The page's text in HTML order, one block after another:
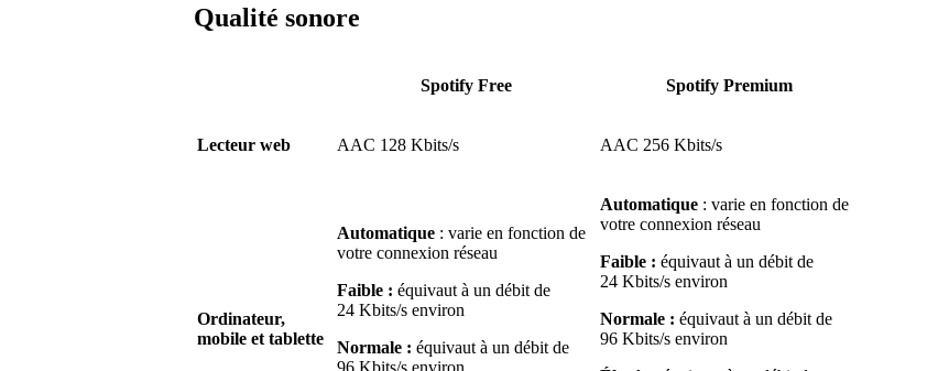
Qualité sonore
Spotify Free Spotify Premium
Lecteur web AAC 128 Kbits/s AAC 256 Kbits/s
Ordinateur,
mobile et tablette
Automatique : varie en fonction de
votre connexion réseau
Faible : équivaut à un débit de
24 Kbits/s environ
Normale : équivaut à un débit de
96 Kbits/s environ
Automatique : varie en fonction de
votre connexion réseau
Faible : équivaut à un débit de
24 Kbits/s environ
Normale : équivaut à un débit de
96 Kbits/s environ